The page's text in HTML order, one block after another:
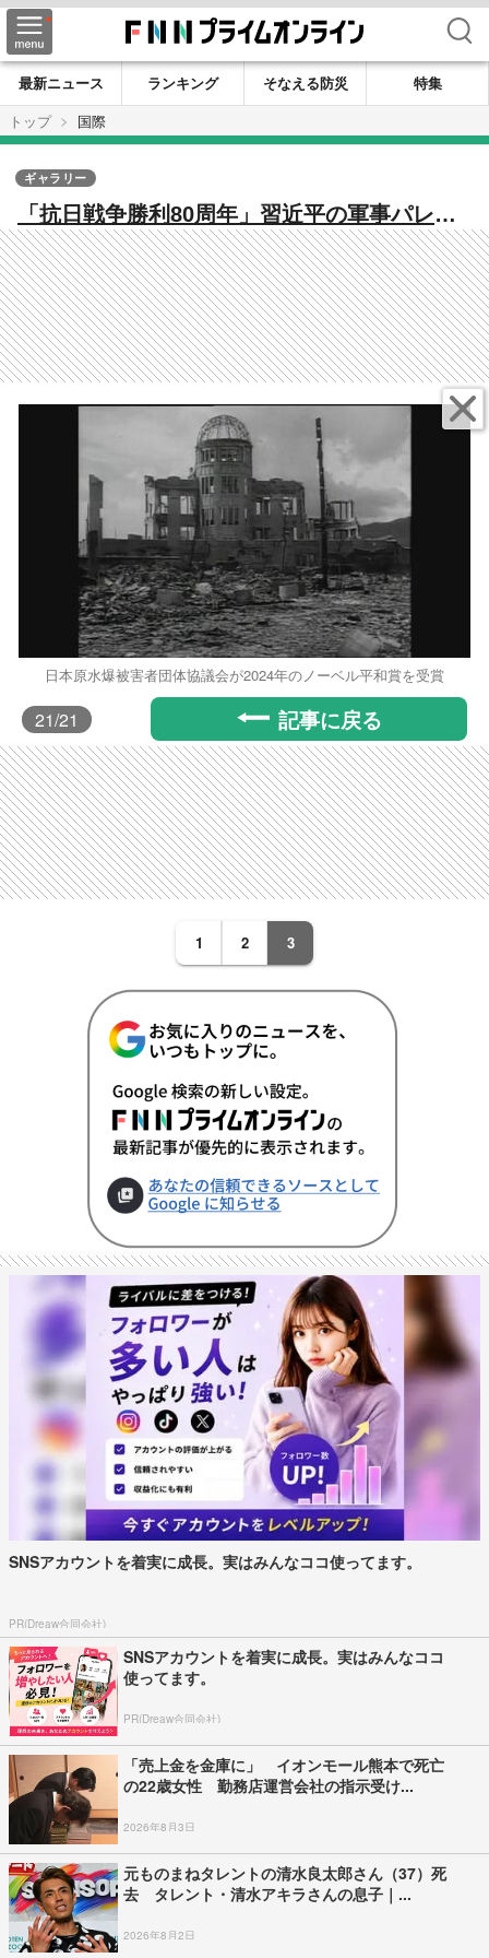
検索
最新ニュース ランキング そなえる防災
特集
トップ
国際
「抗日戦争勝利80周年」習近平の軍事パレー
ドこそ世界平和に対する真の脅威「三大独裁
国」習近平・プーチン・金正恩集結に浮かび
上がる新時代の「枢軸国」
ギャラリー
日本原水爆被害者団体協議会が2024年のノーベル平和賞を受賞
21/21 記事に戻る
1 2 3
SNSアカウントを着実に成長。実はみんなココ使ってます。
PR(Dreaw合同会社)
SNSアカウントを着実に成長。実はみんなココ
使ってます。
PR(Dreaw合同会社)
「売上金を金庫に」 イオンモール熊本で死亡
の22歳女性 勤務店運営会社の指示受け...
2026年8月3日
元ものまねタレントの清水良太郎さん（37）死
去 タレント・清水アキラさんの息子｜...
2026年8月2日